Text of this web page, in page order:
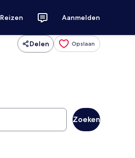
Reizen Aanmelden
Delen Opslaan
Zoeken